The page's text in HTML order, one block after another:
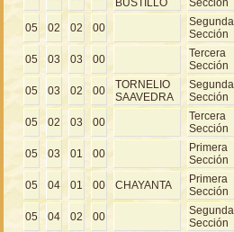
05 02 02 00
Segunda
Sección
05 03 03 00
Tercera
Sección
05 03 02 00
TORNELIO
SAAVEDRA
Segunda
Sección
05 02 03 00
Tercera
Sección
05 03 01 00
Primera
Sección
05 04 01 00 CHAYANTA
Primera
Sección
05 04 02 00
Segunda
Sección